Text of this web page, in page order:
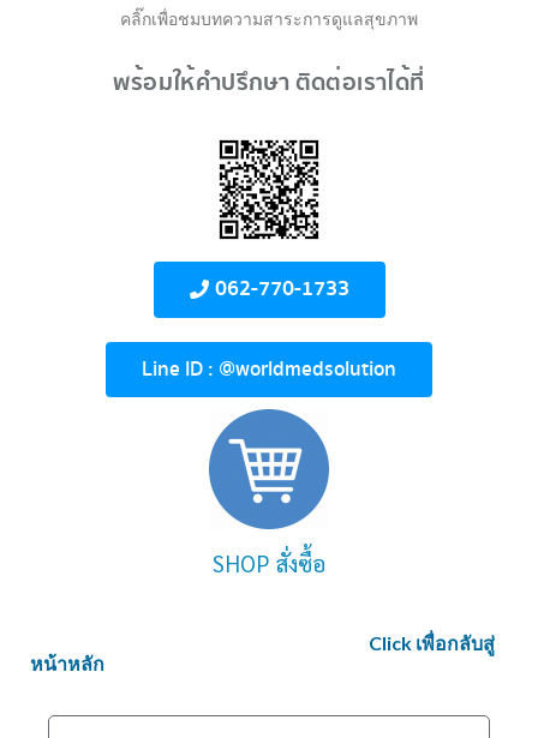
คลิ๊กเพื่อชมบทความสาระการดูแลสุขภาพ
พร้อมให้คำปรึกษา ติดต่อเราได้ที่
062-770-1733
Line ID : @worldmedsolution
SHOP สั่งซื้อ
Click เพื่อกลับสู่
หน้าหลัก